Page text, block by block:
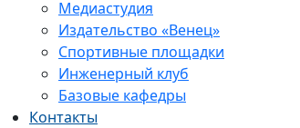
Медиастудия
Издательство «Венец»
Спортивные площадки
Инженерный клуб
Базовые кафедры
Контакты